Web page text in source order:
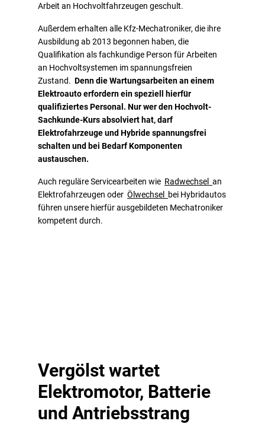
Arbeit an Hochvoltfahrzeugen geschult.
Außerdem erhalten alle Kfz-Mechatroniker, die ihre
Ausbildung ab 2013 begonnen haben, die
Qualifikation als fachkundige Person für Arbeiten
an Hochvoltsystemen im spannungsfreien
Zustand. Denn die Wartungsarbeiten an einem
Elektroauto erfordern ein speziell hierfür
qualifiziertes Personal. Nur wer den Hochvolt-
Sachkunde-Kurs absolviert hat, darf
Elektrofahrzeuge und Hybride spannungsfrei
schalten und bei Bedarf Komponenten
austauschen.
Auch reguläre Servicearbeiten wie Radwechsel an
Elektrofahrzeugen oder Ölwechsel
bei Hybridautos
führen unsere hierfür ausgebildeten Mechatroniker
kompetent durch.
Vergölst wartet
Elektromotor, Batterie
und Antriebsstrang